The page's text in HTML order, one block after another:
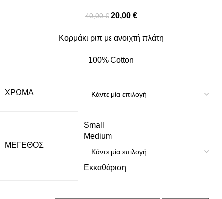
40,00€ 20,00 €
Κορμάκι ριπ με ανοιχτή πλάτη
100% Cotton
ΧΡΏΜΑ
ΜΈΓΕΘΟΣ
Small
Medium
Εκκαθάριση